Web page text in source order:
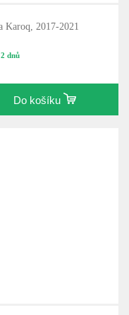
Karoq, 2017-2021
dnů
Do košíku